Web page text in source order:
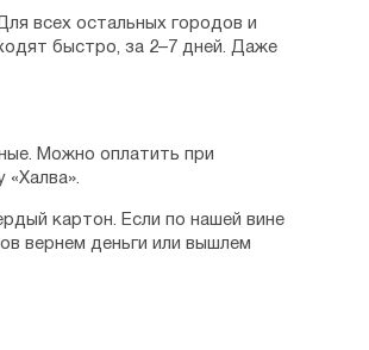
всех остальных городов и
быстро, за 2–7 дней. Даже
Можно оплатить при
картон. Если по нашей вине
вернем деньги или вышлем